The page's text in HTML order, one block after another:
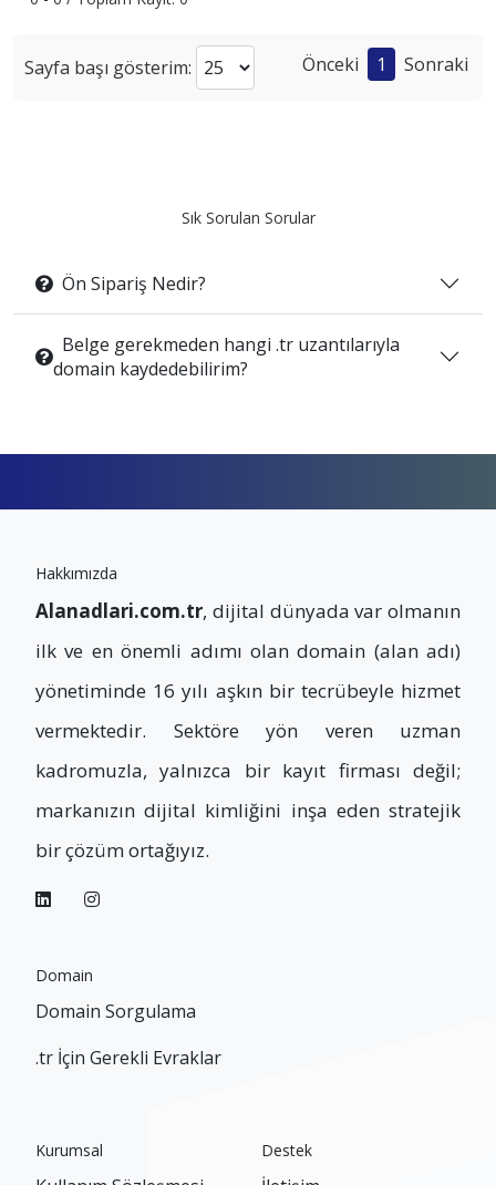
Sayfa başı gösterim: Önceki 1 Sonraki
Sık Sorulan Sorular
Ön Sipariş Nedir?
Belge gerekmeden hangi .tr uzantılarıyla
domain kaydedebilirim?
Hakkımızda
Alanadlari.com.tr, dijital dünyada var olmanın
ilk ve en önemli adımı olan domain (alan adı)
yönetiminde 16 yılı aşkın bir tecrübeyle hizmet
vermektedir. Sektöre yön veren uzman
kadromuzla, yalnızca bir kayıt firması değil;
markanızın dijital kimliğini inşa eden stratejik
bir çözüm ortağıyız.
Domain
Domain Sorgulama
.tr İçin Gerekli Evraklar
Kurumsal Destek